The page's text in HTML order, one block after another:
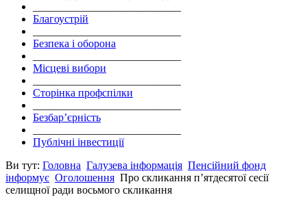
Благоустрій
Безпека і оборона
Місцеві вибори
Сторінка профспілки
Безбар’єрність
Публічні інвестиції
Ви тут: Головна Галузева інформація Пенсійний фонд
інформує Оголошення Про скликання п’ятдесятої сесії
селищної ради восьмого скликання